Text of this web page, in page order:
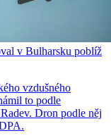
v Bulharsku poblíž
vzdušného
to podle
Dron podle něj